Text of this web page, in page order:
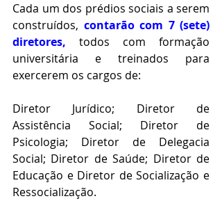
Cada um dos prédios sociais a serem
construídos, contarão com 7 (sete)
diretores, todos com formação
universitária e treinados para
exercerem os cargos de:
Diretor Jurídico; Diretor de
Assistência Social; Diretor de
Psicologia; Diretor de Delegacia
Social; Diretor de Saúde; Diretor de
Educação e Diretor de Socialização e
Ressocialização.